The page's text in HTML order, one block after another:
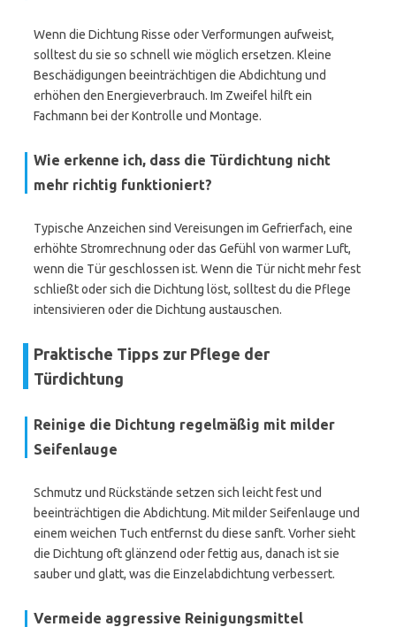
Wenn die Dichtung Risse oder Verformungen aufweist,
solltest du sie so schnell wie möglich ersetzen. Kleine
Beschädigungen beeinträchtigen die Abdichtung und
erhöhen den Energieverbrauch. Im Zweifel hilft ein
Fachmann bei der Kontrolle und Montage.
Wie erkenne ich, dass die Türdichtung nicht
mehr richtig funktioniert?
Typische Anzeichen sind Vereisungen im Gefrierfach, eine
erhöhte Stromrechnung oder das Gefühl von warmer Luft,
wenn die Tür geschlossen ist. Wenn die Tür nicht mehr fest
schließt oder sich die Dichtung löst, solltest du die Pflege
intensivieren oder die Dichtung austauschen.
Praktische Tipps zur Pflege der
Türdichtung
Reinige die Dichtung regelmäßig mit milder
Seifenlauge
Schmutz und Rückstände setzen sich leicht fest und
beeinträchtigen die Abdichtung. Mit milder Seifenlauge und
einem weichen Tuch entfernst du diese sanft. Vorher sieht
die Dichtung oft glänzend oder fettig aus, danach ist sie
sauber und glatt, was die Einzelabdichtung verbessert.
Vermeide aggressive Reinigungsmittel